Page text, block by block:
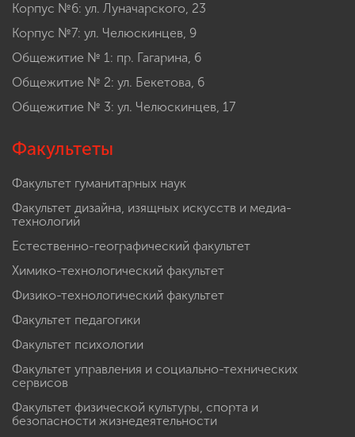
Корпус №6: ул. Луначарского, 23
Корпус №7: ул. Челюскинцев, 9
Общежитие № 1: пр. Гагарина, 6
Общежитие № 2: ул. Бекетова, 6
Общежитие № 3: ул. Челюскинцев, 17
Факультеты
Факультет гуманитарных наук
Факультет дизайна, изящных искусств и медиа-
технологий
Естественно-географический факультет
Химико-технологический факультет
Физико-технологический факультет
Факультет педагогики
Факультет психологии
Факультет управления и социально-технических
сервисов
Факультет физической культуры, спорта и
безопасности жизнедеятельности